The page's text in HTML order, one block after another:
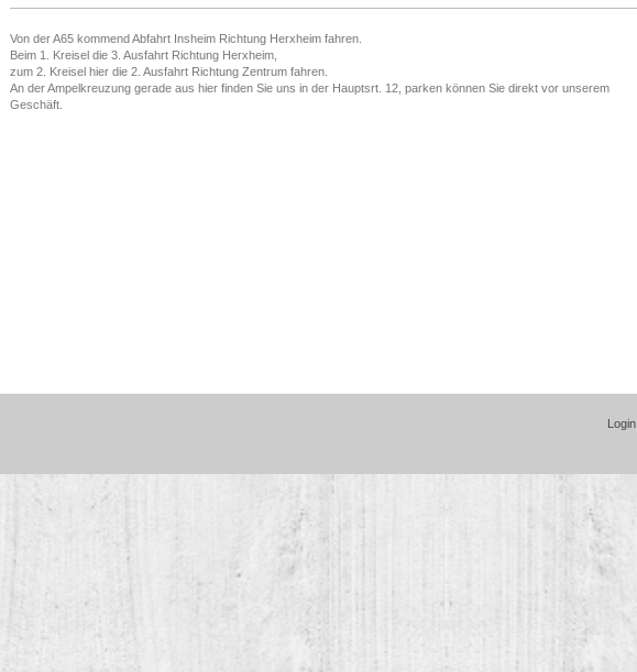
Von der A65 kommend Abfahrt Insheim Richtung Herxheim fahren.
Beim 1. Kreisel die 3. Ausfahrt Richtung Herxheim,
zum 2. Kreisel hier die 2. Ausfahrt Richtung Zentrum fahren.
An der Ampelkreuzung gerade aus hier finden Sie uns in der Hauptsrt. 12, parken können Sie direkt vor unserem
Geschäft.
Login